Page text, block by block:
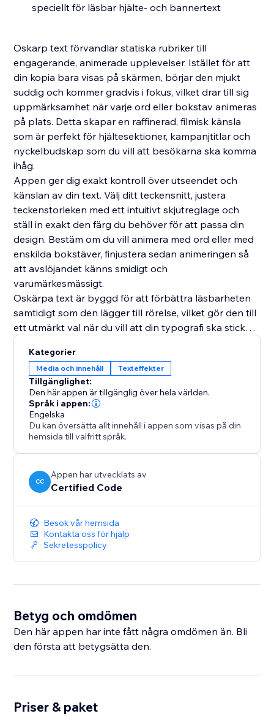
speciellt för läsbar hjälte- och bannertext
Oskarp text förvandlar statiska rubriker till
engagerande, animerade upplevelser. Istället för att
din kopia bara visas på skärmen, börjar den mjukt
suddig och kommer gradvis i fokus, vilket drar till sig
uppmärksamhet när varje ord eller bokstav animeras
på plats. Detta skapar en raffinerad, filmisk känsla
som är perfekt för hjältesektioner, kampanjtitlar och
nyckelbudskap som du vill att besökarna ska komma
ihåg.
Appen ger dig exakt kontroll över utseendet och
känslan av din text. Välj ditt teckensnitt, justera
teckenstorleken med ett intuitivt skjutreglage och
ställ in exakt den färg du behöver för att passa din
design. Bestäm om du vill animera med ord eller med
enskilda bokstäver, finjustera sedan animeringen så
att avslöjandet känns smidigt och
varumärkesmässigt.
Oskärpa text är byggd för att förbättra läsbarheten
samtidigt som den lägger till rörelse, vilket gör den till
ett utmärkt val när du vill att din typografi ska sticka
för att markera lanseringar, introducera taglines eller
helt enkelt ge din webbplats ett mer polerat och
uppslukande första intryck.
Kategorier
Media och innehåll Texteffekter
Tillgänglighet:
Den här appen är tillgänglig över hela världen.
Språk i appen:
Engelska
Du kan översätta allt innehåll i appen som visas på din
hemsida till valfritt språk.
CC
Appen har utvecklats av
Certified Code
Besök vår hemsida
Kontakta oss för hjälp
Sekretesspolicy
Betyg och omdömen
Den här appen har inte fått några omdömen än. Bli
den första att betygsätta den.
Priser & paket